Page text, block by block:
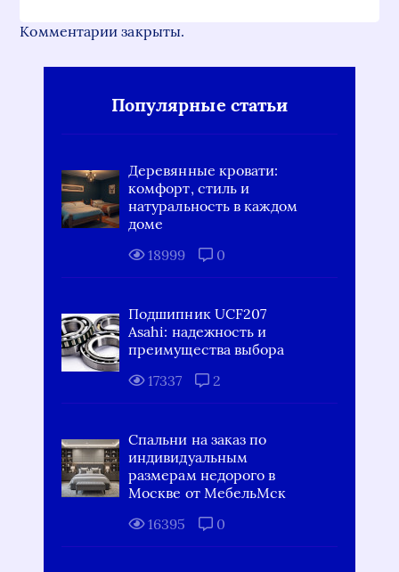
Комментарии закрыты.
Популярные статьи
Деревянные кровати:
комфорт, стиль и
натуральность в каждом
доме
18999
0
Подшипник UCF207
Asahi: надежность и
преимущества выбора
17337
2
Спальни на заказ по
индивидуальным
размерам недорого в
Москве от МебельМск
16395
0